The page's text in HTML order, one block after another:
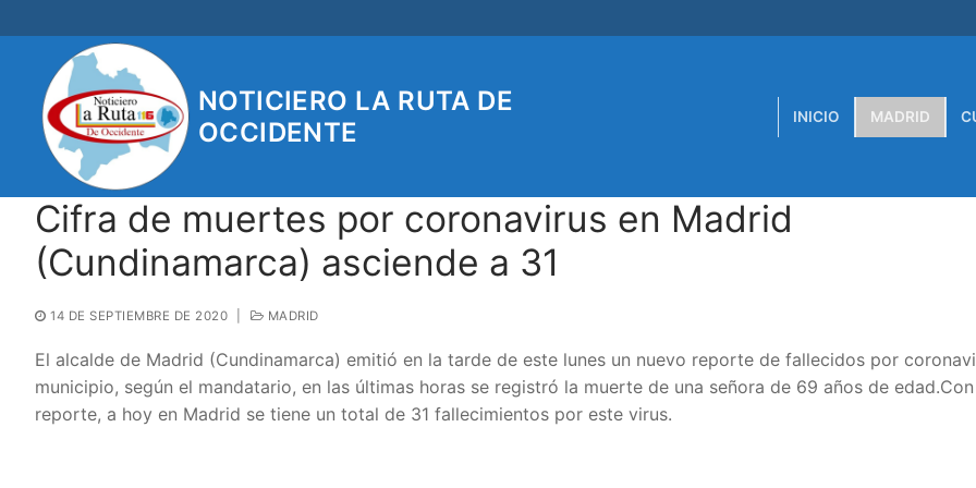
al
contenido
NOTICIERO LA RUTA DE
OCCIDENTE
INICIO MADRID
Cifra de muertes por coronavirus en Madrid
(Cundinamarca) asciende a 31
14 DE SEPTIEMBRE DE 2020 MADRID
El alcalde de Madrid (Cundinamarca) emitió en la tarde de este lunes un nuevo reporte de fallecidos por
municipio, según el mandatario, en las últimas horas se registró la muerte de una señora de 69 años de
reporte, a hoy en Madrid se tiene un total de 31 fallecimientos por este virus.